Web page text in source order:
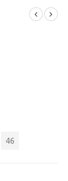
46